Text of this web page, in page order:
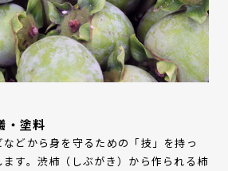
・塗料
どから身を守るための「技」を持っ
す。渋柿（しぶがき）から作られる柿